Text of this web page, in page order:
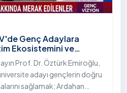
Genç Adaylara
Ekosistemini ve
Anlattı
Prof. Dr. Öztürk Emiroğlu,
adayı gençlerin doğru
sağlamak; Ardahan